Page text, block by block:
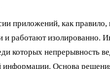
приложений, как правило,
работают изолированно.
которых непрерывность
информации. Основа